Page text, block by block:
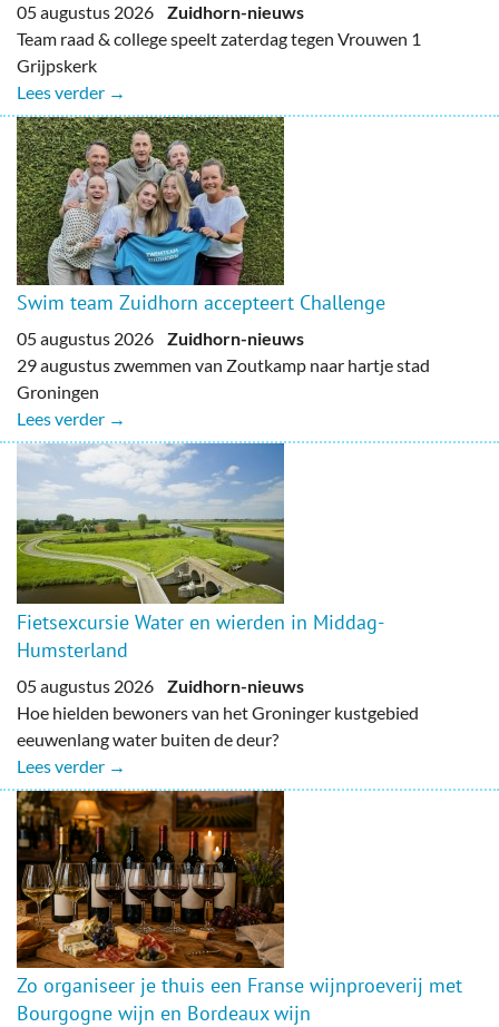
05 augustus 2026 Zuidhorn-nieuws
Team raad & college speelt zaterdag tegen Vrouwen 1
Grijpskerk
Lees verder →
Swim team Zuidhorn accepteert Challenge
05 augustus 2026 Zuidhorn-nieuws
29 augustus zwemmen van Zoutkamp naar hartje stad
Groningen
Lees verder →
Fietsexcursie Water en wierden in Middag-
Humsterland
05 augustus 2026 Zuidhorn-nieuws
Hoe hielden bewoners van het Groninger kustgebied
eeuwenlang water buiten de deur?
Lees verder →
Zo organiseer je thuis een Franse wijnproeverij met
Bourgogne wijn en Bordeaux wijn